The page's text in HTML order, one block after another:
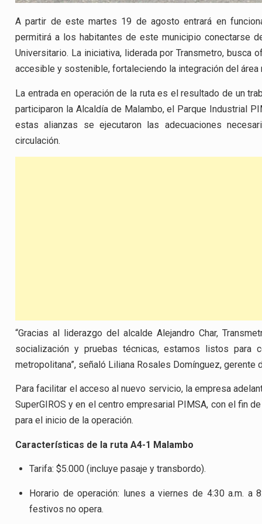
A partir de este martes 19 de agosto entrará en
permitirá a los habitantes de este municipio conectarse
Universitario. La iniciativa, liderada por Transmetro, busca
accesible y sostenible, fortaleciendo la integración del área
La entrada en operación de la ruta es el resultado de un
participaron la Alcaldía de Malambo, el Parque Industrial
estas alianzas se ejecutaron las adecuaciones
circulación.
“Gracias al liderazgo del alcalde Alejandro Char,
socialización y pruebas técnicas, estamos listos para
metropolitana”, señaló Liliana Rosales Domínguez, gerente
Para facilitar el acceso al nuevo servicio, la empresa
SuperGIROS y en el centro empresarial PIMSA, con el fin
para el inicio de la operación.
Características de la ruta A4-1 Malambo
Tarifa: $5.000 (incluye pasaje y transbordo).
Horario de operación: lunes a viernes de 4:30 a.m. a
festivos no opera.